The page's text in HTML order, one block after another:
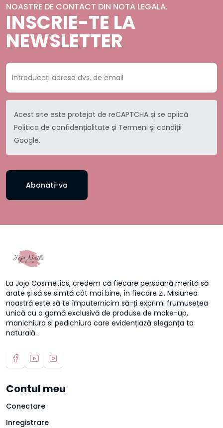
NOASTRE DE CONTACT DIN NOTA LEGALA.
INSCRIE-TE LA
NEWSLETTER
Acest site este protejat de reCAPTCHA și se aplică
Politica de confidențialitate și Termeni și condiții
Google.
Abonati-va
La Jojo Cosmetics, credem că fiecare persoană merită să
arate și să se simtă cât mai bine, în fiecare zi. Misiunea
noastră este să te împuternicim să-ți exprimi frumusețea
unică cu o gamă exclusivă de produse de make-up,
manichiura si pedichiura care evidențiază eleganța ta
naturală.
Contul meu
Conectare
Inregistrare